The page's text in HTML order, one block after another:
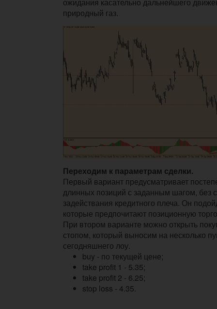
природный газ.
Переходим к параметрам сделки.
Первый вариант предусматривает
длинных позиций с заданным шагом, без
задействания кредитного плеча. Он
которые предпочитают позиционную
При втором варианте можно открыть
стопом, который выносим на несколько
сегодняшнего лоу.
buy - по текущей цене;
take profit 1 - 5.35;
take profit 2 - 6.25;
stop loss - 4.35.